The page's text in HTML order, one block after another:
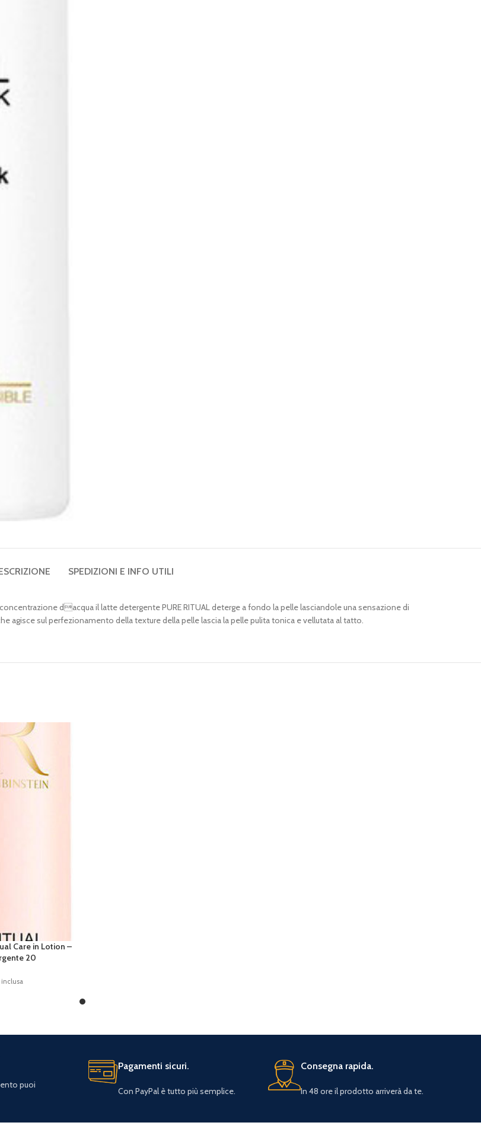
SPEDIZIONI E INFO UTILI
dacqua il latte detergente PURE RITUAL deterge a fondo la pelle lasciandole una sensazione di
sul perfezionamento della texture della pelle lascia la pelle pulita tonica e vellutata al tatto.
Care in Lotion –
20
inclusa
puoi
Pagamenti sicuri.
Con PayPal è tutto più semplice.
Consegna rapida.
In 48 ore il prodotto arriverà da te.